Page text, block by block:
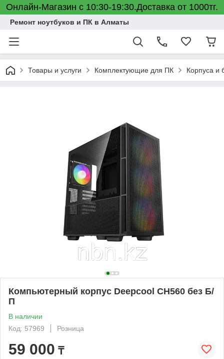
Онлайн-Магазин с 10:30-19:30.Доставка от 1000тг.
Ремонт ноутбуков и ПК в Алматы
Товары и услуги Комплектующие для ПК Корпуса и
Компьютерный корпус Deepcool CH560 без Б/
П
В наличии
Код: 57969
Розница
59 000 ₸